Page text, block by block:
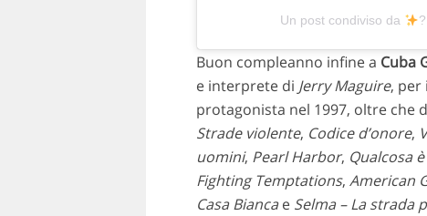
Un post condiviso da
Buon compleanno infine a Cuba
e interprete di Jerry Maguire, per
protagonista nel 1997, oltre che
Strade violente, Codice d’onore,
uomini, Pearl Harbor, Qualcosa
Fighting Temptations, American
Casa Bianca e Selma – La strada